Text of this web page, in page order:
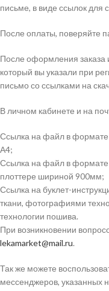
письме, в виде ссылок для
После оплаты, поверяйте
После оформления заказа
который вы указали при
письмо со ссылками на
В личном кабинете и на
Ссылка на файл в формате
А4;
Ссылка на файл в формате
плоттере шириной 900мм;
Ссылка на буклет-
ткани, фотографиями
технологии пошива.
При возникновении
lekamarket@mail.ru.
Так же можете
мессенджеров, указанных